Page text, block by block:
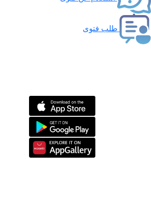
طلب فتوى